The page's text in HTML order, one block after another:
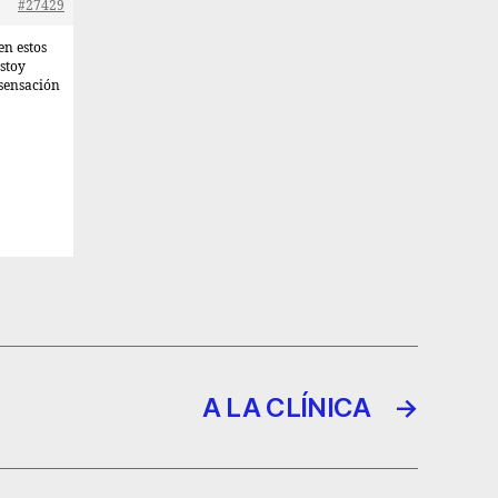
#27429
estos
→
A LA CLÍNICA